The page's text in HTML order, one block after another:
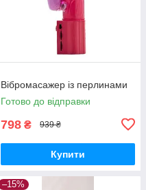
Вібромасажер із перлинами
Готово до відправки
798 ₴ 939 ₴
Купити
–15%